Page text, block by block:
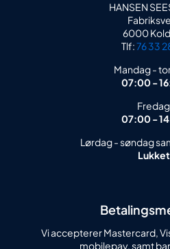
HANSEN
6000
Tlf:76 33
Mandag -
07:00 -
Fredag
07:00 -
Lørdag - søndag
Lukket
Vi accepterer Mastercard,
mobilepay, samt